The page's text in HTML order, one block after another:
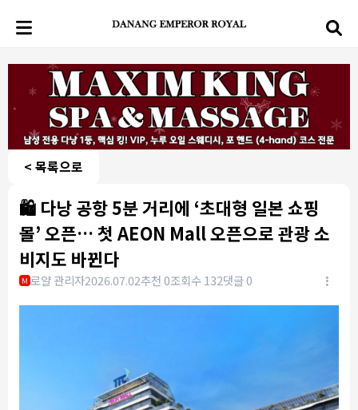
< 목록으로
🛍️ 다낭 공항 5분 거리에 ‘초대형 일본 쇼핑
몰’ 오픈… 첫 AEON Mall 오픈으로 관광 소
비지도 바뀐다
M 로얄 관리자2026.07.02추천 0조회수 132댓글 0